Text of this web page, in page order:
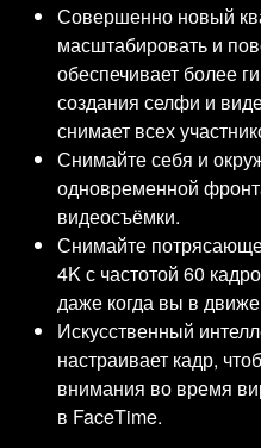
Совершенно новый
масштабировать и
обеспечивает более
создания селфи и
снимает всех
Снимайте себя и
одновременной
видеосъёмки.
Снимайте
4K с частотой 60
даже когда вы в
Искусственный
настраивает кадр,
внимания во время
в FaceTime.